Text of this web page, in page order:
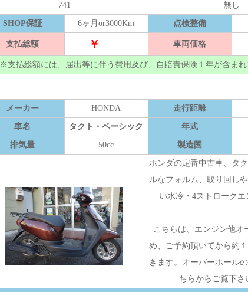
741 無し
SHOP保証 6ヶ月or3000Km 点検整備
支払総額 ￥ 車両価格
※支払総額には、届出等に伴う費用及び、自賠責保険１年が含まれ
メーカー HONDA 走行距離
車名 タクト・ベーシック 年式
排気量 50cc 製造国
ホンダの定番中古車、タ
ルなフォルム、取り回し
い水冷・4ストロークエ
こちらは、エンジン他オ
め、ご予約頂いてから約
きます。オーバーホール
ちらからご覧下